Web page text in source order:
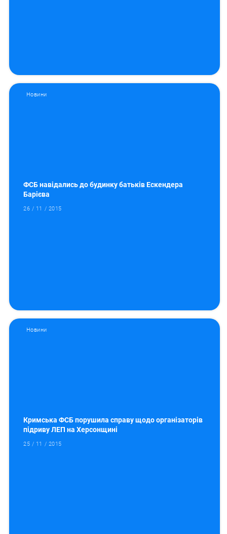
Новини
ФСБ навідались до будинку батьків Ескендера
Барієва
26 / 11 / 2015
Новини
Кримська ФСБ порушила справу щодо організаторів
підриву ЛЕП на Херсонщині
25 / 11 / 2015